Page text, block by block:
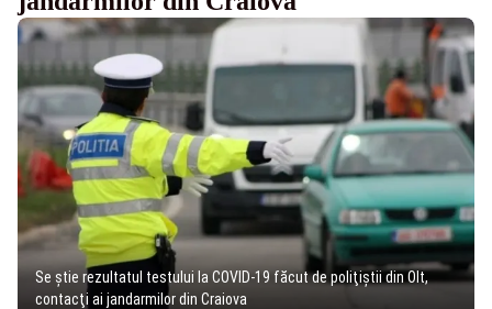
Se ştie rezultatul testului la COVID-19 făcut de poliţiştii din Olt,
contacţi ai jandarmilor din Craiova